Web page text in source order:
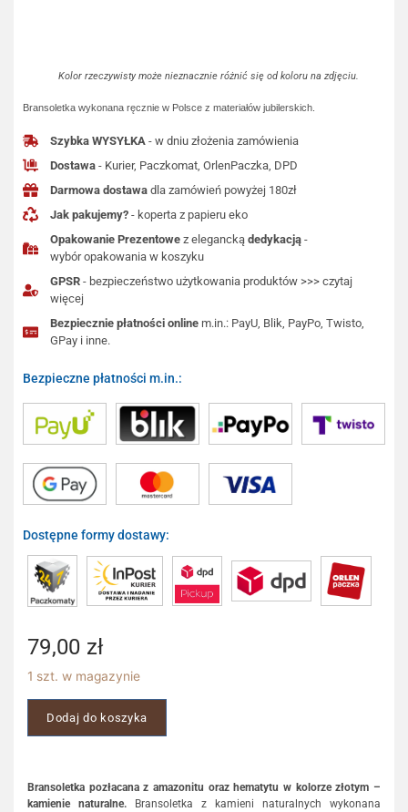
Kolor rzeczywisty może nieznacznie różnić się od koloru na zdjęciu.
Bransoletka wykonana ręcznie w Polsce z materiałów jubilerskich.
Szybka WYSYŁKA - w dniu złożenia zamówienia
Dostawa - Kurier, Paczkomat, OrlenPaczka, DPD
Darmowa dostawa dla zamówień powyżej 180zł
Jak pakujemy? - koperta z papieru eko
Opakowanie Prezentowe z eleganckądedykacją -
wybór opakowania w koszyku
GPSR - bezpieczeństwo użytkowania produktów >>> czytaj
więcej
Bezpiecznie płatności online m.in.: PayU, Blik, PayPo, Twisto,
GPay i inne.
Bezpieczne płatności m.in.:
Dostępne formy dostawy:
79,00 zł
1 szt. w magazynie
Dodaj do koszyka
Bransoletka pozłacana z amazonitu oraz hematytu w kolorze złotym –
kamienie naturalne. Bransoletka z kamieni naturalnych wykonana